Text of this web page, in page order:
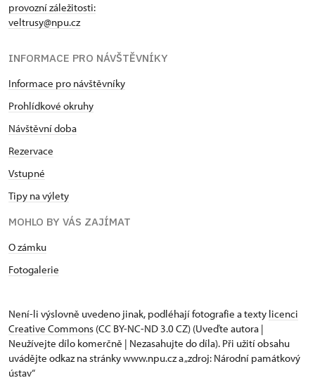
provozní záležitosti:
veltrusy@npu.cz
INFORMACE PRO NÁVŠTĚVNÍKY
Informace pro návštěvníky
Prohlídkové okruhy
Návštěvní doba
Rezervace
Vstupné
Tipy na výlety
MOHLO BY VÁS ZAJÍMAT
O zámku
Fotogalerie
Není-li výslovně uvedeno jinak, podléhají fotografie a texty licenci
Creative Commons (CC BY-NC-ND 3.0 CZ) (Uveďte autora |
Neužívejte dílo komerčně | Nezasahujte do díla). Při užití obsahu
uvádějte odkaz na stránky www.npu.cz a „zdroj: Národní památkový
ústav“